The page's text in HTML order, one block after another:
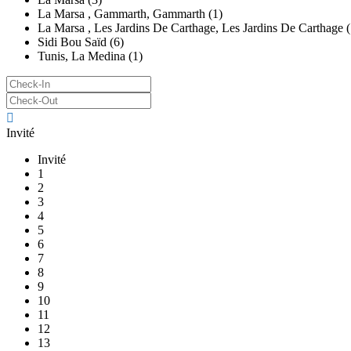
La Marsa , Gammarth, Gammarth (1)
La Marsa , Les Jardins De Carthage, Les Jardins De Carthage
Sidi Bou Saïd (6)
Tunis, La Medina (1)
Invité
Invité
1
2
3
4
5
6
7
8
9
10
11
12
13